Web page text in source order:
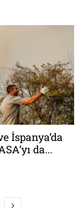
İspanya’da
da...